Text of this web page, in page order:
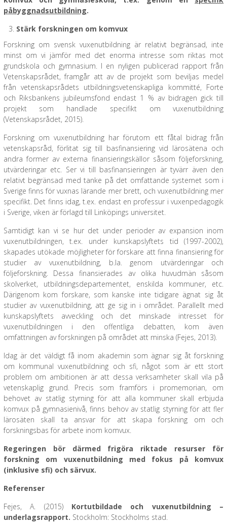
påbyggnadsutbildning.
Stärk forskningen om komvux
Forskning om svensk vuxenutbildning är relativt begränsad, inte
minst om vi jämför med det enorma intresse som riktas mot
grundskola och gymnasium. I en nyligen publicerad rapport från
Vetenskapsrådet, framgår att av de projekt som beviljas medel
från vetenskapsrådets utbildningsvetenskapliga kommitté, Forte
och Riksbankens jubileumsfond endast 1 % av bidragen gick till
projekt som handlade specifikt om vuxenutbildning
(Vetenskapsrådet, 2015).
Forskning om vuxenutbildning har förutom ett fåtal bidrag från
vetenskapsråd, förlitat sig till basfinansiering vid lärosätena och
andra former av externa finansieringskällor såsom följeforskning,
utvärderingar etc. Ser vi till basfinansieringen är tyvärr även den
relativt begränsad med tanke på det omfattande systemet som i
Sverige finns för vuxnas lärande mer brett, och vuxenutbildning mer
specifikt. Det finns idag, t.ex. endast en professur i vuxenpedagogik
i Sverige, viken är förlagd till Linköpings universitet.
Samtidigt kan vi se hur det under perioder av expansion inom
vuxenutbildningen, t.ex. under kunskapslyftets tid (1997-2002),
skapades utökade möjligheter för forskare att finna finansiering för
studier av vuxenutbildning, b.la. genom utvärderingar och
följeforskning. Dessa finansierades av olika huvudmän såsom
skolverket, utbildningsdepartementet, enskilda kommuner, etc.
Därigenom kom forskare, som kanske inte tidigare ägnat sig åt
studier av vuxenutbildning, att ge sig in i området. Parallellt med
kunskapslyftets avveckling och det minskade intresset för
vuxenutbildningen i den offentliga debatten, kom även
omfattningen av forskningen på området att minska (Fejes, 2013).
Idag är det väldigt få inom akademin som ägnar sig åt forskning
om kommunal vuxenutbildning och sfi, något som är ett stort
problem om ambitionen är att dessa verksamheter skall vila på
vetenskaplig grund. Precis som framförs i promemorian, om
behovet av statlig styrning för att alla kommuner skall erbjuda
komvux på gymnasienivå, finns behov av statlig styrning för att fler
lärosäten skall ta ansvar för att skapa forskning om och
forskningsbas för arbete inom komvux.
Regeringen bör därmed frigöra riktade resurser för
forskning om vuxenutbildning med fokus på komvux
(inklusive sfi) och särvux.
Referenser
Fejes, A. (2015) Kortutbildade och vuxenutbildning –
underlagsrapport. Stockholm: Stockholms stad.